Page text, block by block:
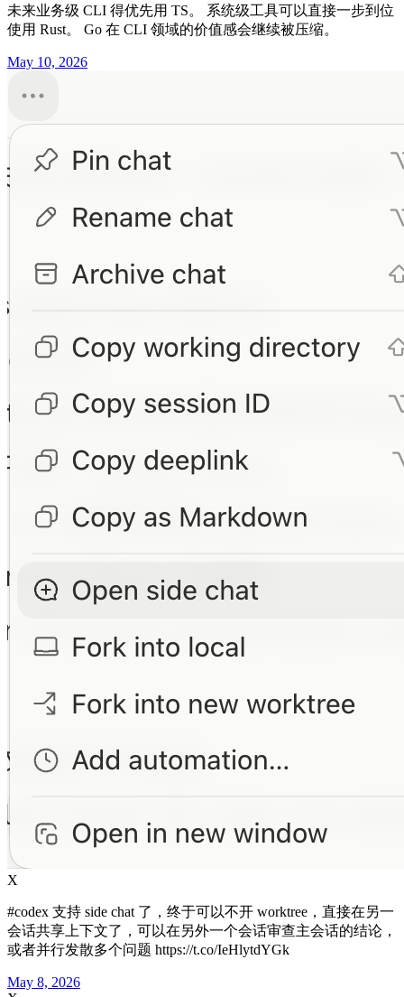
未来业务级 CLI 得优先用 TS。 系统级工具可以直接一步到位
使用 Rust。 Go 在 CLI 领域的价值感会继续被压缩。
May 10, 2026
X
#codex 支持 side chat 了，终于可以不开 worktree，直接在另一
会话共享上下文了，可以在另外一个会话审查主会话的结论，
或者并行发散多个问题 https://t.co/IeHlytdYGk
May 8, 2026